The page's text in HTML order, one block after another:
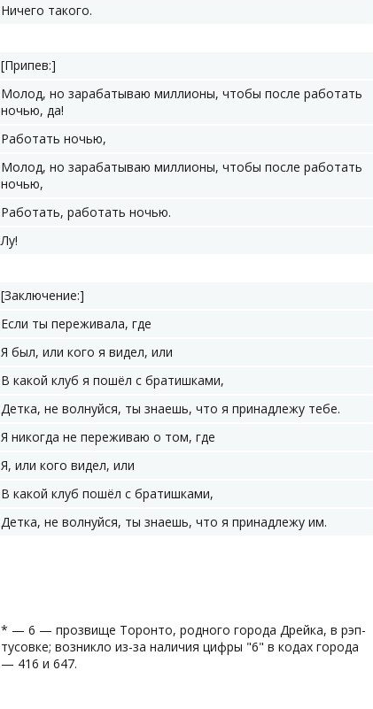
Ничего такого.
[Припев:]
Молод, но зарабатываю миллионы, чтобы после работать
ночью, да!
Работать ночью,
Молод, но зарабатываю миллионы, чтобы после работать
ночью,
Работать, работать ночью.
Лу!
[Заключение:]
Если ты переживала, где
Я был, или кого я видел, или
В какой клуб я пошёл с братишками,
Детка, не волнуйся, ты знаешь, что я принадлежу тебе.
Я никогда не переживаю о том, где
Я, или кого видел, или
В какой клуб пошёл с братишками,
Детка, не волнуйся, ты знаешь, что я принадлежу им.
* — 6 — прозвище Торонто, родного города Дрейка, в рэп-
тусовке; возникло из-за наличия цифры "6" в кодах города
— 416 и 647.